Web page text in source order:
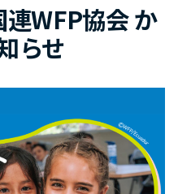
WFP協会 か
らせ